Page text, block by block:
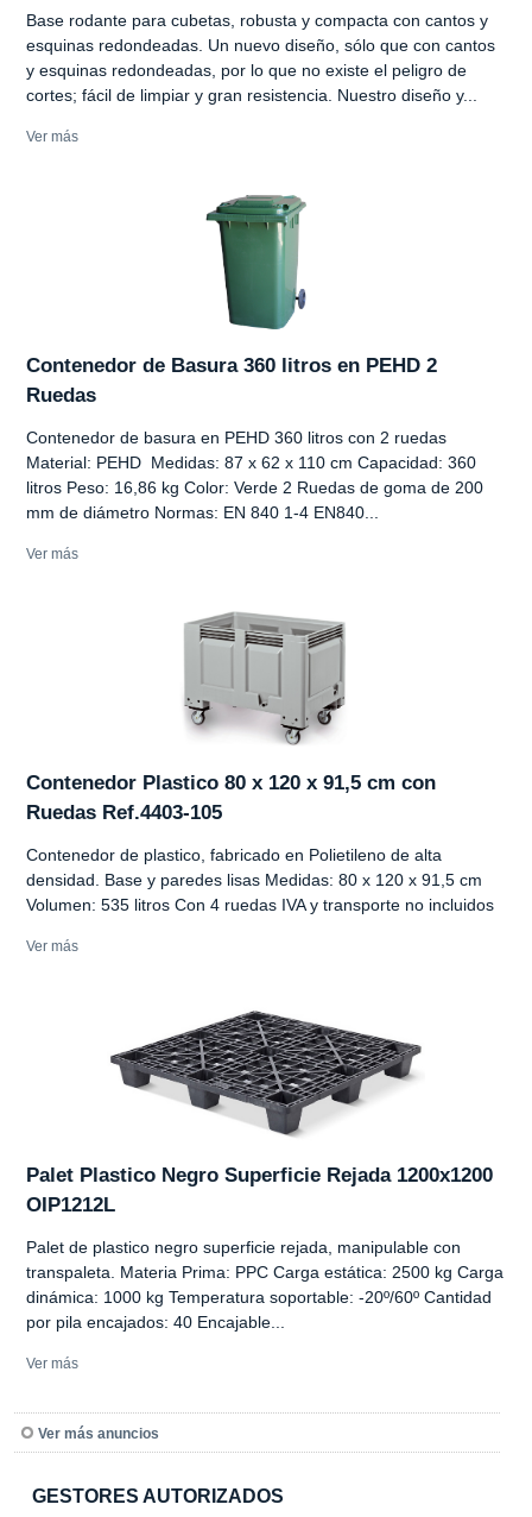
Base rodante para cubetas, robusta y compacta con cantos y
esquinas redondeadas. Un nuevo diseño, sólo que con cantos
y esquinas redondeadas, por lo que no existe el peligro de
cortes; fácil de limpiar y gran resistencia. Nuestro diseño y...
Ver más
Contenedor de Basura 360 litros en PEHD 2
Ruedas
Contenedor de basura en PEHD 360 litros con 2 ruedas
Material: PEHD Medidas: 87 x 62 x 110 cm Capacidad: 360
litros Peso: 16,86 kg Color: Verde 2 Ruedas de goma de 200
mm de diámetro Normas: EN 840 1-4 EN840...
Ver más
Contenedor Plastico 80 x 120 x 91,5 cm con
Ruedas Ref.4403-105
Contenedor de plastico, fabricado en Polietileno de alta
densidad. Base y paredes lisas Medidas: 80 x 120 x 91,5 cm
Volumen: 535 litros Con 4 ruedas IVA y transporte no incluidos
Ver más
Palet Plastico Negro Superficie Rejada 1200x1200
OIP1212L
Palet de plastico negro superficie rejada, manipulable con
transpaleta. Materia Prima: PPC Carga estática: 2500 kg Carga
dinámica: 1000 kg Temperatura soportable: -20º/60º Cantidad
por pila encajados: 40 Encajable...
Ver más
Ver más anuncios
GESTORES AUTORIZADOS